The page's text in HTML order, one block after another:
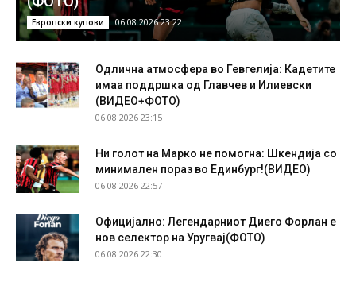
Европски купови 06.08.2026 23:22
Одлична атмосфера во Гевгелија: Кадетите
имаа поддршка од Главчев и Илиевски
(ВИДЕО+ФОТО)
06.08.2026 23:15
Ни голот на Марко не помогна: Шкендија со
минимален пораз во Единбург!(ВИДЕО)
06.08.2026 22:57
Официјално: Легендарниот Диего Форлан е
нов селектор на Уругвај(ФОТО)
06.08.2026 22:30